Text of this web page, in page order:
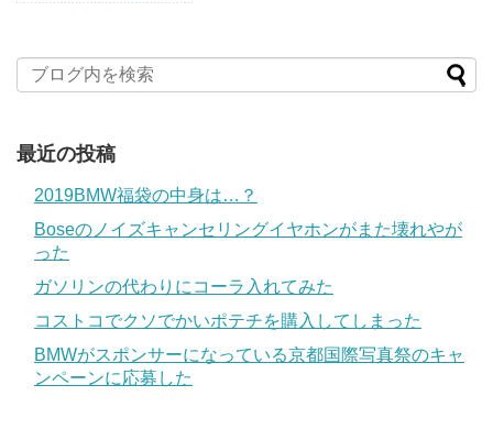
最近の投稿
2019BMW福袋の中身は…？
Boseのノイズキャンセリングイヤホンがまた壊れやが
った
ガソリンの代わりにコーラ入れてみた
コストコでクソでかいポテチを購入してしまった
BMWがスポンサーになっている京都国際写真祭のキャ
ンペーンに応募した